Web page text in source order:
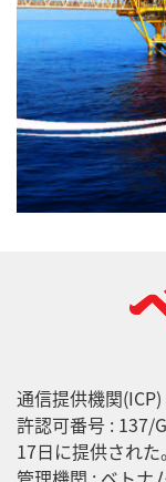
通信提供機関
許認可番号 : 137/
17日に提供された。